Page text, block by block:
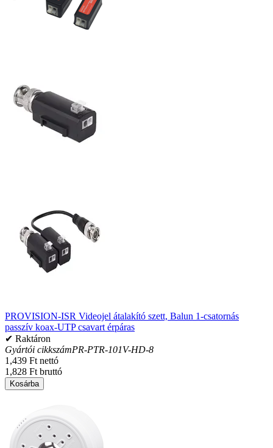
PROVISION-ISR Videojel átalakító szett, Balun 1-csatornás
passzív koax-UTP csavart érpáras
✔ Raktáron
Gyártói cikkszámPR-PTR-101V-HD-8
1,439 Ft nettó
1,828 Ft bruttó
Kosárba